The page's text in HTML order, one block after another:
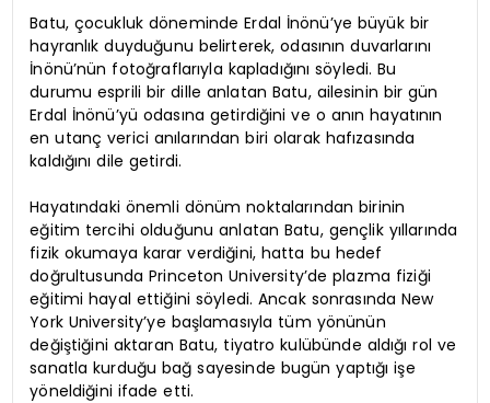
Batu, çocukluk döneminde Erdal İnönü’ye büyük bir
hayranlık duyduğunu belirterek, odasının duvarlarını
İnönü’nün fotoğraflarıyla kapladığını söyledi. Bu
durumu esprili bir dille anlatan Batu, ailesinin bir gün
Erdal İnönü’yü odasına getirdiğini ve o anın hayatının
en utanç verici anılarından biri olarak hafızasında
kaldığını dile getirdi.
Hayatındaki önemli dönüm noktalarından birinin
eğitim tercihi olduğunu anlatan Batu, gençlik yıllarında
fizik okumaya karar verdiğini, hatta bu hedef
doğrultusunda Princeton University’de plazma fiziği
eğitimi hayal ettiğini söyledi. Ancak sonrasında New
York University’ye başlamasıyla tüm yönünün
değiştiğini aktaran Batu, tiyatro kulübünde aldığı rol ve
sanatla kurduğu bağ sayesinde bugün yaptığı işe
yöneldiğini ifade etti.